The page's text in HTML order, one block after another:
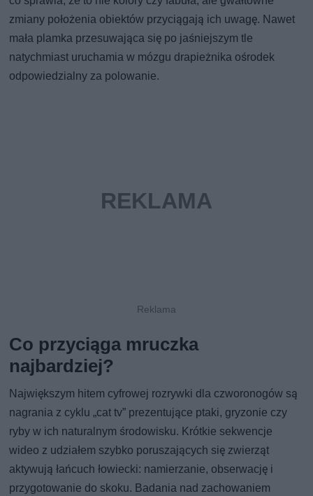
zmiany położenia obiektów przyciągają ich uwagę. Nawet
mała plamka przesuwająca się po jaśniejszym tle
natychmiast uruchamia w mózgu drapieżnika ośrodek
odpowiedzialny za polowanie.
Co przyciąga mruczka
najbardziej?
Największym hitem cyfrowej rozrywki dla czworonogów są
nagrania z cyklu „cat tv” prezentujące ptaki, gryzonie czy
ryby w ich naturalnym środowisku. Krótkie sekwencje
wideo z udziałem szybko poruszających się zwierząt
aktywują łańcuch łowiecki: namierzanie, obserwację i
przygotowanie do skoku. Badania nad zachowaniem